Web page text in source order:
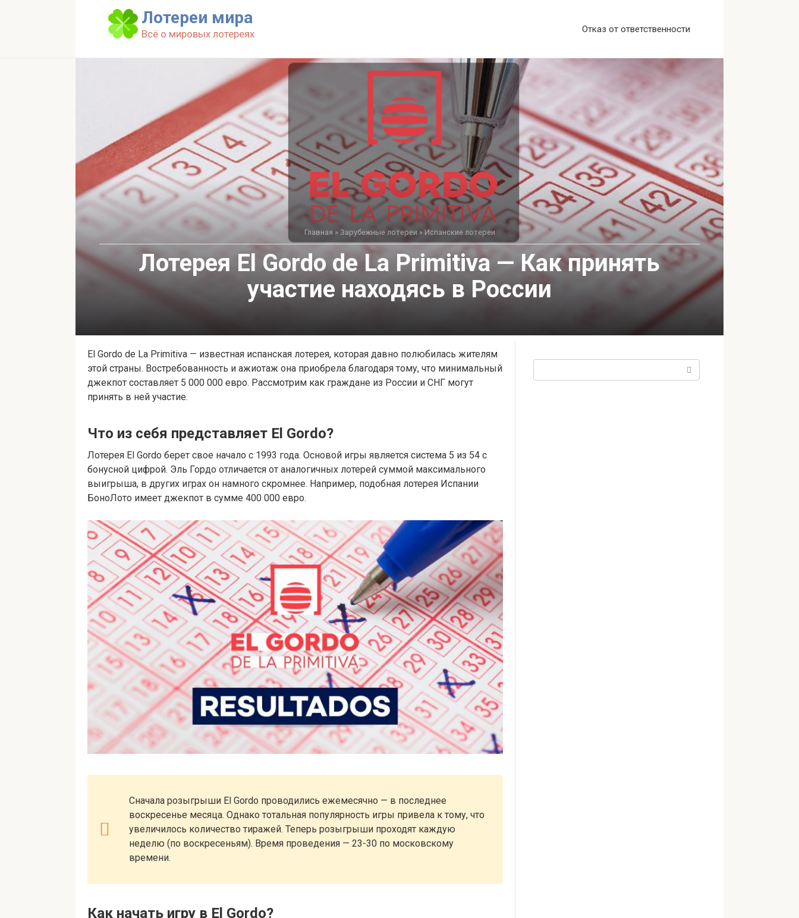
Лотереи мира
Всё о мировых лотереях Отказ от ответственности
Главная » Зарубежные лотереи » Испанские лотереи
Лотерея El Gordo de La Primitiva — Как принять
участие находясь в России
El Gordo de La Primitiva — известная испанская лотерея, которая давно полюбилась жителям
этой страны. Востребованность и ажиотаж она приобрела благодаря тому, что минимальный
джекпот составляет 5 000 000 евро. Рассмотрим как граждане из России и СНГ могут
принять в ней участие.
Что из себя представляет El Gordo?
Лотерея El Gordo берет свое начало с 1993 года. Основой игры является система 5 из 54 с
бонусной цифрой. Эль Гордо отличается от аналогичных лотерей суммой максимального
выигрыша, в других играх он намного скромнее. Например, подобная лотерея Испании
БоноЛото имеет джекпот в сумме 400 000 евро.
Сначала розыгрыши El Gordo проводились ежемесячно — в последнее
воскресенье месяца. Однако тотальная популярность игры привела к тому, что
увеличилось количество тиражей. Теперь розыгрыши проходят каждую
неделю (по воскресеньям). Время проведения — 23-30 по московскому
времени.
Как начать игру в El Gordo?